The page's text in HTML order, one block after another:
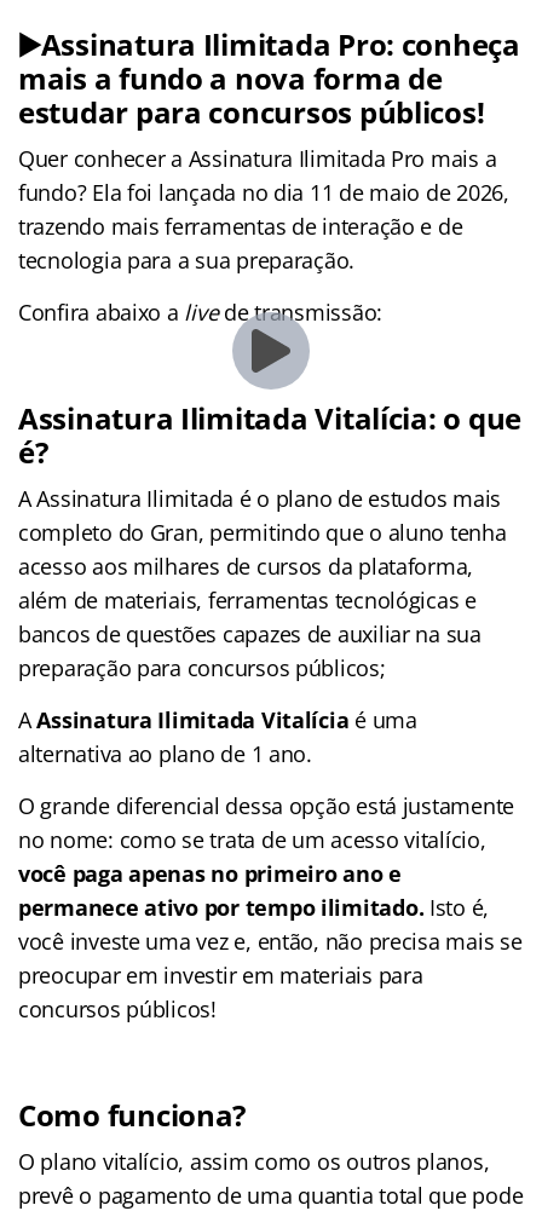
▶️Assinatura Ilimitada Pro: conheça
mais a fundo a nova forma de
estudar para concursos públicos!
Quer conhecer a Assinatura Ilimitada Pro mais a
fundo? Ela foi lançada no dia 11 de maio de 2026,
trazendo mais ferramentas de interação e de
tecnologia para a sua preparação.
Confira abaixo a livede transmissão:
Assinatura Ilimitada Vitalícia: o que
é?
A Assinatura Ilimitada é o plano de estudos mais
completo do Gran, permitindo que o aluno tenha
acesso aos milhares de cursos da plataforma,
além de materiais, ferramentas tecnológicas e
bancos de questões capazes de auxiliar na sua
preparação para concursos públicos;
AAssinatura Ilimitada Vitalícia é uma
alternativa ao plano de 1 ano.
O grande diferencial dessa opção está justamente
no nome: como se trata de um acesso vitalício,
você paga apenas no primeiro ano e
permanece ativo por tempo ilimitado. Isto é,
você investe uma vez e, então, não precisa mais se
preocupar em investir em materiais para
concursos públicos!
Como funciona?
O plano vitalício, assim como os outros planos,
prevê o pagamento de uma quantia total que pode